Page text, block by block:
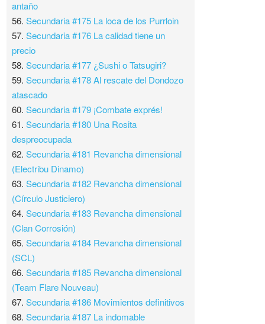
antaño
56.Secundaria #175 La loca de los Purrloin
57.Secundaria #176 La calidad tiene un
precio
58.Secundaria #177 ¿Sushi o Tatsugiri?
59.Secundaria #178 Al rescate del Dondozo
atascado
60.Secundaria #179 ¡Combate exprés!
61.Secundaria #180 Una Rosita
despreocupada
62.Secundaria #181 Revancha dimensional
(Electribu Dinamo)
63.Secundaria #182 Revancha dimensional
(Círculo Justiciero)
64.Secundaria #183 Revancha dimensional
(Clan Corrosión)
65.Secundaria #184 Revancha dimensional
(SCL)
66.Secundaria #185 Revancha dimensional
(Team Flare Nouveau)
67.Secundaria #186 Movimientos definitivos
68.Secundaria #187 La indomable